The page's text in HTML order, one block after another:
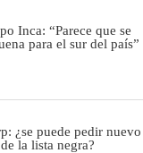
Inca: “Parece que se
para el sur del país”
¿se puede pedir nuevo
la lista negra?